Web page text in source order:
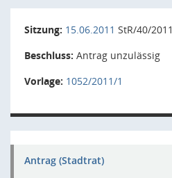
Sitzung: 15.06.2011 StR/40/2011
Beschluss: Antrag unzulässig
Vorlage: 1052/2011/1
Antrag (Stadtrat)